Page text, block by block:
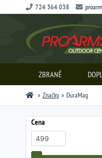
724 364 038
ZBRANĚ
Značky DuraMag
Cena